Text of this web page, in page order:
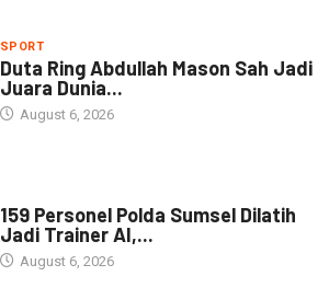
SPORT
Duta Ring Abdullah Mason Sah Jadi
Juara Dunia...
August 6, 2026
159 Personel Polda Sumsel Dilatih
Jadi Trainer AI,...
August 6, 2026